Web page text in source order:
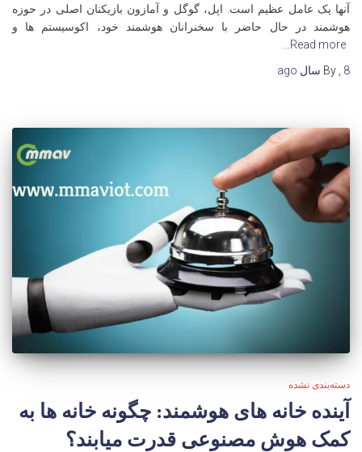
آنها یک عامل عظیم است. اپل، گوگل و آمازون بازیکنان اصلی در حوزه
هوشمند در حال حاضر با سخنرانان هوشمند خود، اکوسیستم ها و
Read more…
By , 8 سال
دسته‌بندی نشده
آینده خانه های هوشمند: چگونه خانه ها به
کمک هوش مصنوعی قدرت میابند؟